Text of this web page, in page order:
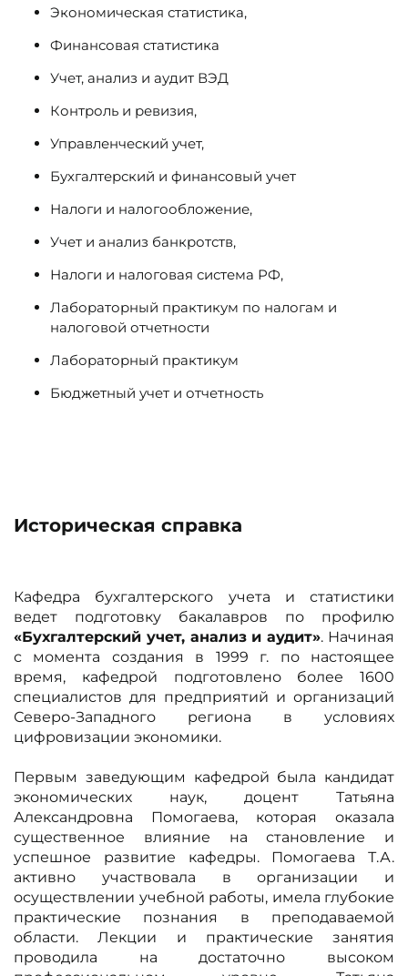
Экономическая статистика,
Финансовая статистика
Учет, анализ и аудит ВЭД
Контроль и ревизия,
Управленческий учет,
Бухгалтерский и финансовый учет
Налоги и налогообложение,
Учет и анализ банкротств,
Налоги и налоговая система РФ,
Лабораторный практикум по налогам и
налоговой отчетности
Лабораторный практикум
Бюджетный учет и отчетность
Историческая справка
Кафедра бухгалтерского учета и статистики
ведет подготовку бакалавров по профилю
«Бухгалтерский учет, анализ и аудит». Начиная
с момента создания в 1999 г. по настоящее
время, кафедрой подготовлено более 1600
специалистов для предприятий и организаций
Северо-Западного региона в условиях
цифровизации экономики.
Первым заведующим кафедрой была кандидат
экономических наук, доцент Татьяна
Александровна Помогаева, которая оказала
существенное влияние на становление и
успешное развитие кафедры. Помогаева Т.А.
активно участвовала в организации и
осуществлении учебной работы, имела глубокие
практические познания в преподаваемой
области. Лекции и практические занятия
проводила на достаточно высоком